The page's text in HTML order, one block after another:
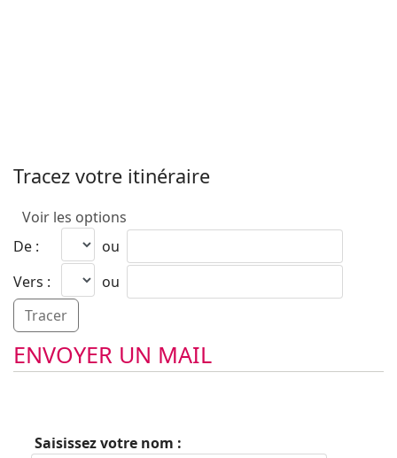
Tracez votre itinéraire
Voir les options
De :
ou
Vers :
ou
ENVOYER UN MAIL
Saisissez votre nom :